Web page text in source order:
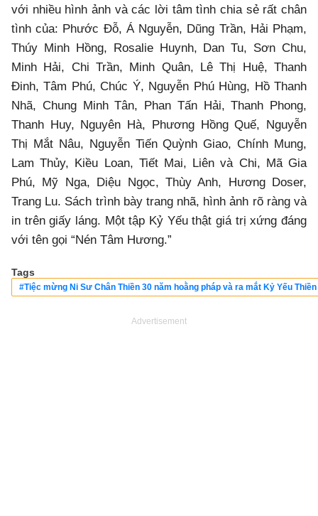
với nhiều hình ảnh và các lời tâm tình chia sẻ rất chân
tình của: Phước Đỗ, Á Nguyễn, Dũng Trần, Hải Phạm,
Thúy Minh Hồng, Rosalie Huynh, Dan Tu, Sơn Chu,
Minh Hải, Chi Trần, Minh Quân, Lê Thị Huệ, Thanh
Đinh, Tâm Phú, Chúc Ý, Nguyễn Phú Hùng, Hồ Thanh
Nhã, Chung Minh Tân, Phan Tấn Hải, Thanh Phong,
Thanh Huy, Nguyên Hà, Phương Hồng Quế, Nguyễn
Thị Mắt Nâu, Nguyễn Tiến Quỳnh Giao, Chính Mung,
Lam Thủy, Kiều Loan, Tiết Mai, Liên và Chi, Mã Gia
Phú, Mỹ Nga, Diệu Ngọc, Thùy Anh, Hương Doser,
Trang Lu. Sách trình bày trang nhã, hình ảnh rõ ràng và
in trên giấy láng. Một tập Kỷ Yếu thật giá trị xứng đáng
với tên gọi “Nén Tâm Hương.”
Tags
#Tiệc mừng Ni Sư Chân Thiền 30 năm hoằng pháp và ra mắt Kỷ Yếu
Advertisement